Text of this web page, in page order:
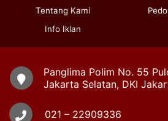
Tentang Kami
Info Iklan
Panglima Polim No. 55
Jakarta Selatan, DKI
021 – 22909336